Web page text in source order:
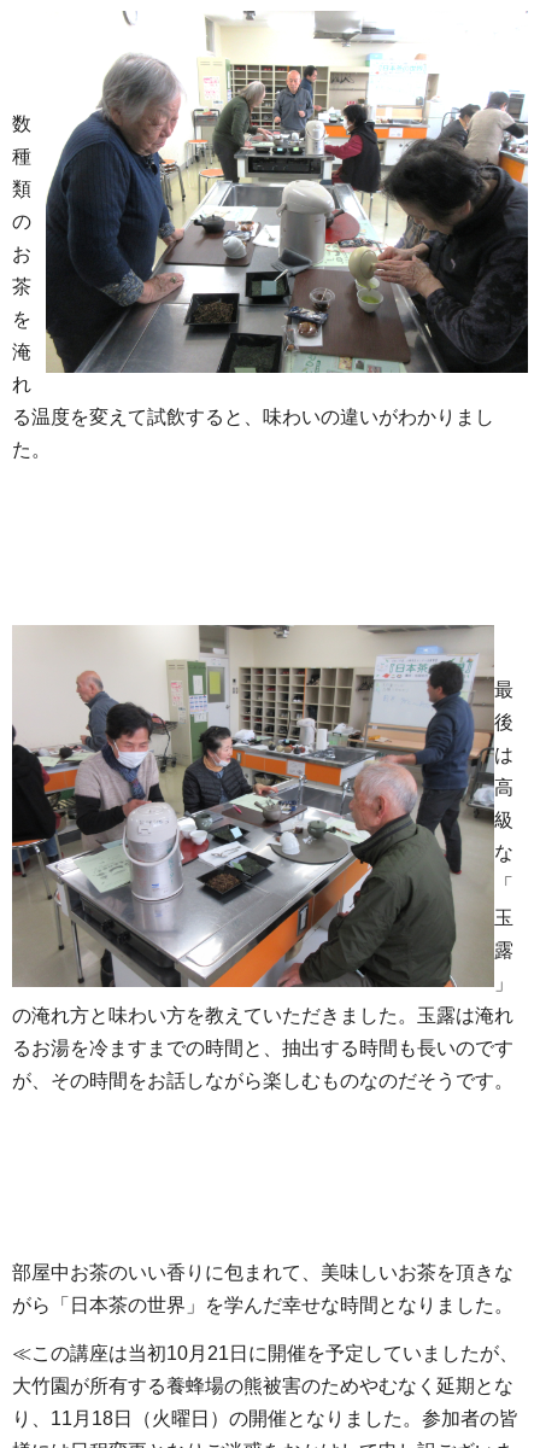
数
種
類
の
お
茶
を
淹
れ
る温度を変えて試飲すると、味わいの違いがわかりまし
た。
最
後
は
高
級
な
「
玉
露
」
の淹れ方と味わい方を教えていただきました。玉露は淹れ
るお湯を冷ますまでの時間と、抽出する時間も長いのです
が、その時間をお話しながら楽しむものなのだそうです。
部屋中お茶のいい香りに包まれて、美味しいお茶を頂きな
がら「日本茶の世界」を学んだ幸せな時間となりました。
≪この講座は当初10月21日に開催を予定していましたが、
大竹園が所有する養蜂場の熊被害のためやむなく延期とな
り、11月18日（火曜日）の開催となりました。参加者の皆